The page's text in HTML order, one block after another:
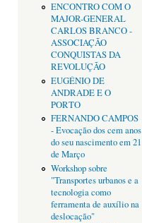
ENCONTRO COM O
MAJOR-GENERAL
CARLOS BRANCO -
ASSOCIAÇÃO
CONQUISTAS DA
REVOLUÇÃO
EUGÉNIO DE
ANDRADE E O
PORTO
FERNANDO CAMPOS
- Evocação dos cem anos
do seu nascimento em 21
de Março
Workshop sobre
"Transportes urbanos e a
tecnologia como
ferramenta de auxílio na
deslocação"